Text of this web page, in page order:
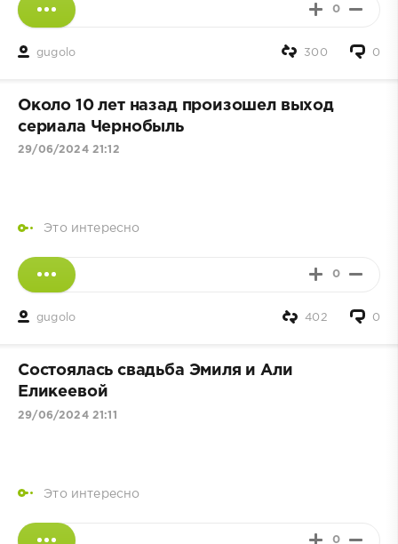
0
gugolo 0
300
Около 10 лет назад произошел выход
сериала Чернобыль
29/06/2024 21:12
Это интересно
0
gugolo 0
402
Состоялась свадьба Эмиля и Али
Еликеевой
29/06/2024 21:11
Это интересно
0